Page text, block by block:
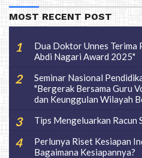
MOST RECENT POST
Dua Doktor Unnes Terima
Abdi Nagari Award 2025"
Seminar Nasional
"Bergerak Bersama Guru
dan Keunggulan Wilayah
Tips Mengeluarkan Racun
Perlunya Riset Kesiapan
Bagaimana Kesiapannya?